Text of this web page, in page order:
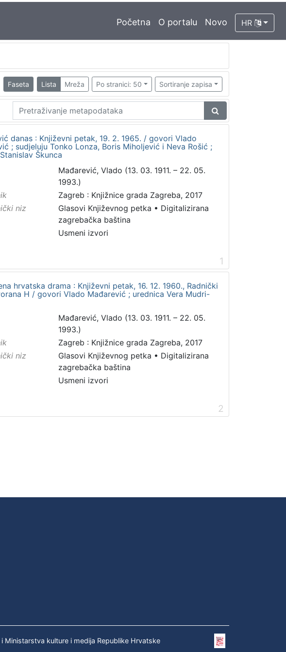
Početna O portalu Novo HR
Faseta Lista Mreža Po stranici: 50 Sortiranje zapisa
danas : Književni petak, 19. 2. 1965. / govori Vlado
; sudjeluju Tonko Lonza, Boris Miholjević i Neva Rošić ;
Škunca
Mađarević, Vlado (13. 03. 1911. – 22. 05.
1993.)
Zagreb : Knjižnice grada Zagreba, 2017
niz
Glasovi Književnog petka • Digitalizirana
zagrebačka baština
Usmeni izvori
1
hrvatska drama : Književni petak, 16. 12. 1960., Radnički
H / govori Vlado Mađarević ; urednica Vera Mudri-
Mađarević, Vlado (13. 03. 1911. – 22. 05.
1993.)
Zagreb : Knjižnice grada Zagreba, 2017
niz
Glasovi Književnog petka • Digitalizirana
zagrebačka baština
Usmeni izvori
2
Ministarstva kulture i medija Republike Hrvatske